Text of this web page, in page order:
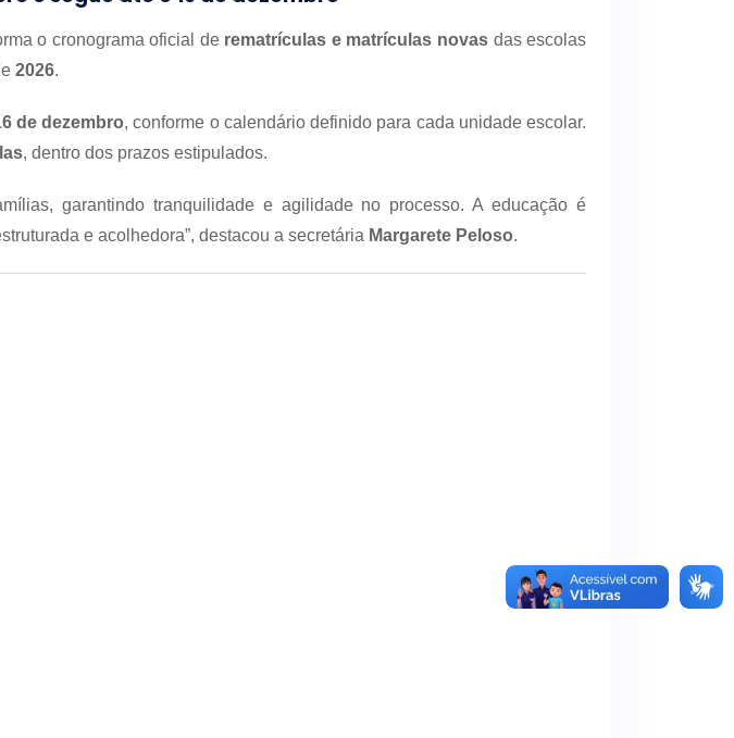
o cronograma oficial de rematrículas e matrículas novasdas escolas
2026.
de dezembro, conforme o calendário definido para cada unidade escolar.
, dentro dos prazos estipulados.
garantindo tranquilidade e agilidade no processo. A educação é
e acolhedora”, destacou a secretária Margarete Peloso.